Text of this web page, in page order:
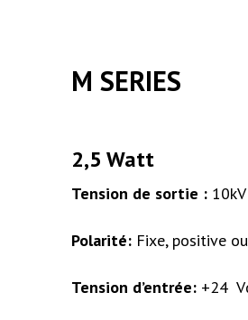
M SERIES
2,5 Watt
Tension de sortie : 10kV
Polarité: Fixe, positive
Tension d’entrée: +24